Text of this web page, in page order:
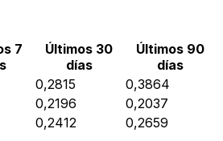
7
Últimos 30
días
Últimos 90
días
0,2815
0,3864
0,2196
0,2037
0,2412
0,2659